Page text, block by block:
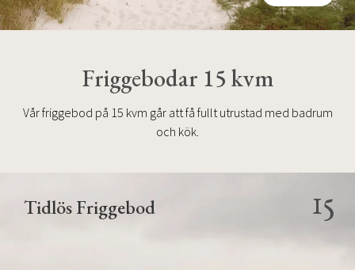
Friggebodar 15 kvm
Vår friggebod på 15 kvm går att få fullt utrustad med badrum
och kök.
Tidlös Friggebod 15